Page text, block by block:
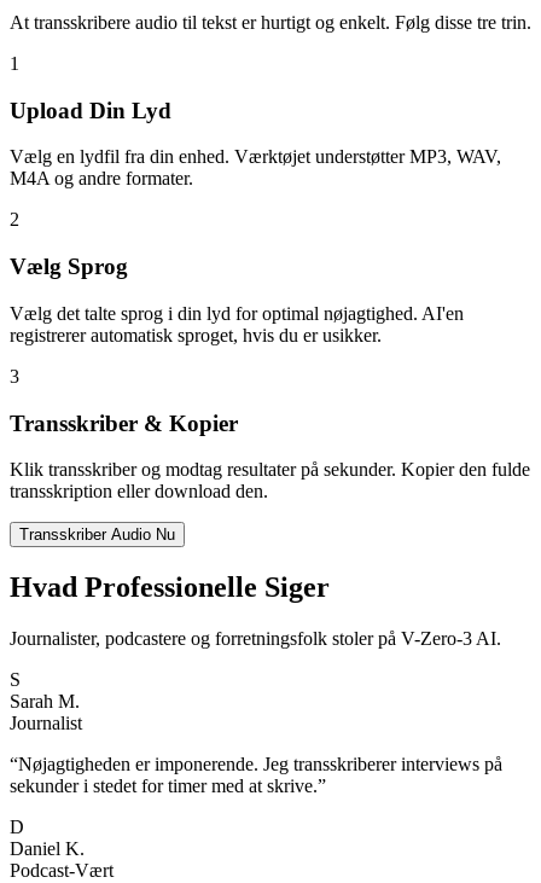
At transskribere audio til tekst er hurtigt og enkelt. Følg disse tre trin.
1
Upload Din Lyd
Vælg en lydfil fra din enhed. Værktøjet understøtter MP3, WAV,
M4A og andre formater.
2
Vælg Sprog
Vælg det talte sprog i din lyd for optimal nøjagtighed. AI'en
registrerer automatisk sproget, hvis du er usikker.
3
Transskriber & Kopier
Klik transskriber og modtag resultater på sekunder. Kopier den fulde
transskription eller download den.
Transskriber Audio Nu
Hvad Professionelle Siger
Journalister, podcastere og forretningsfolk stoler på V-Zero-3 AI.
S
Sarah M.
Journalist
“Nøjagtigheden er imponerende. Jeg transskriberer interviews på
sekunder i stedet for timer med at skrive.”
D
Daniel K.
Podcast-Vært